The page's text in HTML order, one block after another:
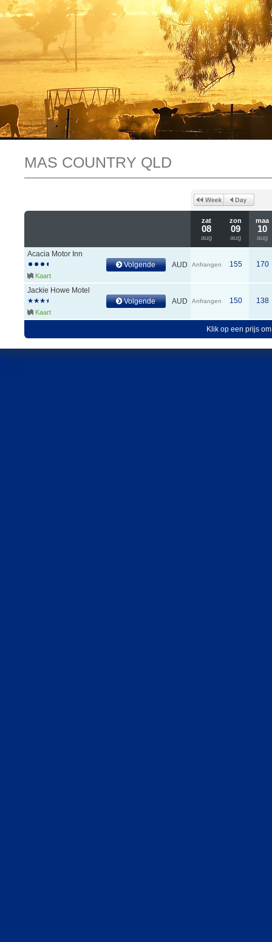
MAS COUNTRY QLD
zat
08
aug
zon
09
aug
maa
10
aug
Acacia Motor Inn
Kaart
Volgende AUD Anfrangen 155 170
Jackie Howe Motel
Kaart
Volgende AUD Anfrangen 150 138
Klik op een prijs